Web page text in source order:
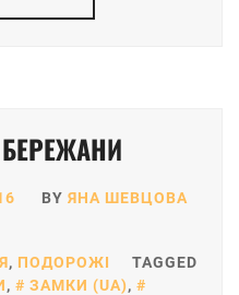
БЕРЕЖАНИ
BY ЯНА ШЕВЦОВА
, ПОДОРОЖІ
TAGGED
, ЗАМКИ (UA),